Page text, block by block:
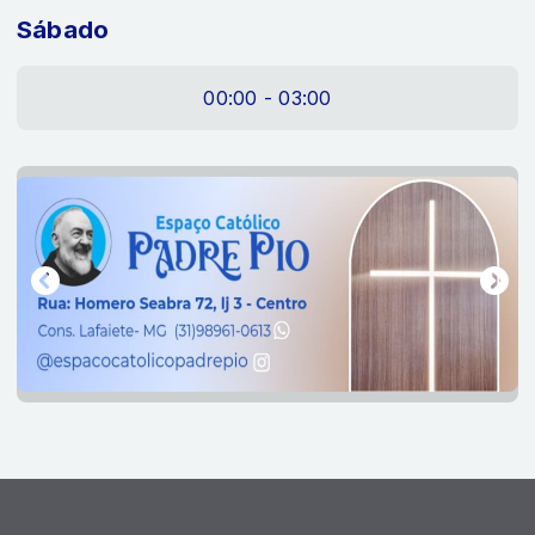
Sábado
00:00 - 03:00